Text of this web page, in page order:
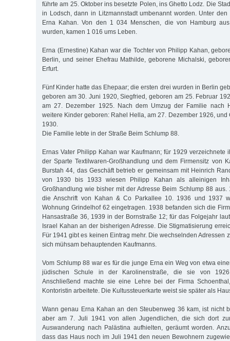
führte am 25. Oktober ins besetzte Polen, ins Ghetto Lodz. Die
in Lodsch, dann in Litzmannstadt umbenannt worden. Unter
Erna Kahan. Von den 1 034 Menschen, die von Hamburg
wurden, kamen 1 016 ums Leben.
Erna (Ernestine) Kahan war die Tochter von Philipp Kahan,
Berlin, und seiner Ehefrau Mathilde, geborene Michalski,
Erfurt.
Fünf Kinder hatte das Ehepaar; die ersten drei wurden in Berlin
geboren am 30. Juni 1920, Siegfried, geboren am 25. Februar
am 27. Dezember 1925. Nach dem Umzug der Familie nach
weitere Kinder geboren: Rahel Hella, am 27. Dezember 1926, und
1930.
Die Familie lebte in der Straße Beim Schlump 88.
Ernas Vater Philipp Kahan war Kaufmann; für 1929 verzeichnete
der Sparte Textilwaren-Großhandlung und dem Firmensitz von
Burstah 44, das Geschäft betrieb er gemeinsam mit Heinrich
von 1930 bis 1933 wiesen Philipp Kahan als alleinigen
Großhandlung wie bisher mit der Adresse Beim Schlump 88
die Anschrift von Kahan & Co Parkallee 10. 1936 und 1937
Wohnung Grindelhof 62 eingetragen. 1938 befanden sich die
Hansastraße 36, 1939 in der Bornstraße 12; für das Folgejahr
Israel Kahan an der bisherigen Adresse. Die Stigmatisierung
Für 1941 gibt es keinen Eintrag mehr. Die wechselnden Adressen
sich mühsam behauptenden Kaufmanns.
Vom Schlump 88 war es für die junge Erna ein Weg von etwa
jüdischen Schule in der Karolinenstraße, die sie von
Anschließend machte sie eine Lehre bei der Firma
Kontoristin arbeitete. Die Kultussteuerkarte weist sie später als
Wann genau Erna Kahan an den Steubenweg 36 kam, ist nicht
aber am 7. Juli 1941 von allen Jugendlichen, die sich dort
Auswanderung nach Palästina aufhielten, geräumt worden.
dass das Haus noch im Juli 1941 den neuen Bewohnern